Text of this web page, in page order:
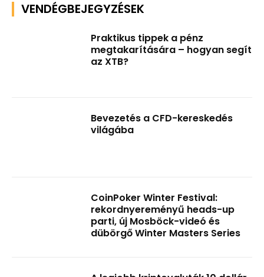
VENDÉGBEJEGYZÉSEK
Praktikus tippek a pénz
megtakarítására – hogyan segít
az XTB?
Bevezetés a CFD-kereskedés
világába
CoinPoker Winter Festival:
rekordnyereményű heads-up
parti, új Mosböck-videó és
dübörgő Winter Masters Series